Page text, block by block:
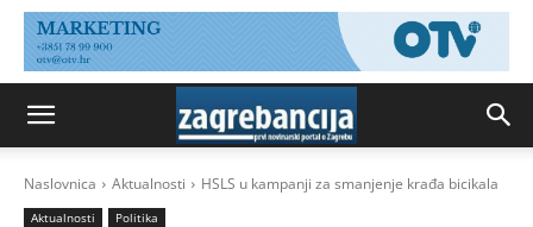
Naslovnica Aktualnosti HSLS u kampanji za smanjenje krađa bicikala
Aktualnosti Politika